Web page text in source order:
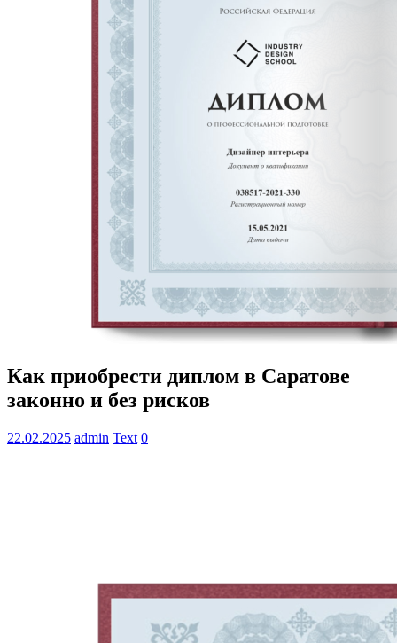
Как приобрести диплом в Саратове
законно и без рисков
22.02.2025 admin Text 0